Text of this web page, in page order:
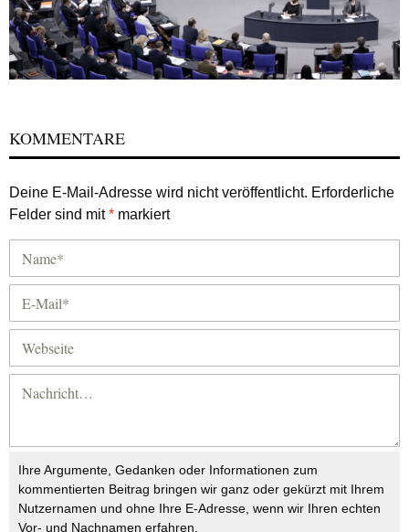
KOMMENTARE
Deine E-Mail-Adresse wird nicht veröffentlicht. Erforderliche
Felder sind mit* markiert
Ihre Argumente, Gedanken oder Informationen zum
kommentierten Beitrag bringen wir ganz oder gekürzt mit Ihrem
Nutzernamen und ohne Ihre E-Adresse, wenn wir Ihren echten
Vor- und Nachnamen erfahren.